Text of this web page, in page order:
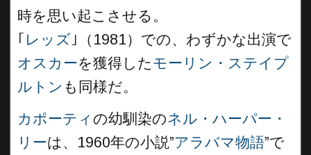
時を思い起こさせる。
｢ レッズ ｣（1981）での、わずかな出演で
オスカーを獲得したモーリン・ステイプ
ルトン も同様だ。
カポーティ の幼馴染のネル・ハーパー・
リーは、1960年の小説”アラバマ物語”で